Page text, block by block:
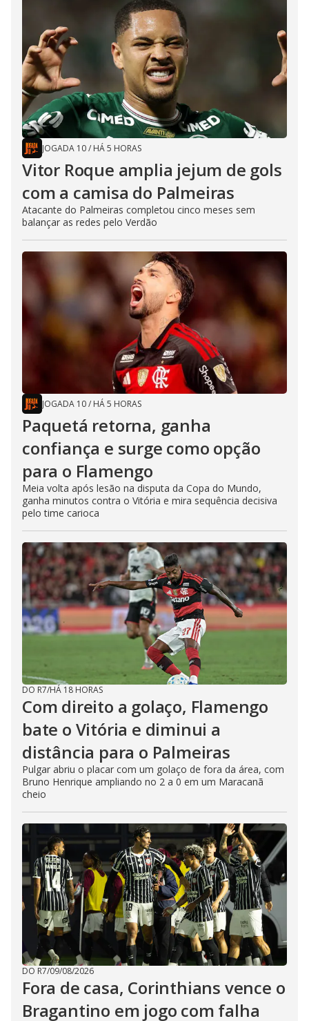
JOGADA 10/ HÁ 5 HORAS
Vitor Roque amplia jejum de gols
com a camisa do Palmeiras
Atacante do Palmeiras completou cinco meses sem
balançar as redes pelo Verdão
JOGADA 10/ HÁ 5 HORAS
Paquetá retorna, ganha
confiança e surge como opção
para o Flamengo
Meia volta após lesão na disputa da Copa do Mundo,
ganha minutos contra o Vitória e mira sequência decisiva
pelo time carioca
DO R7/HÁ 18 HORAS
Com direito a golaço, Flamengo
bate o Vitória e diminui a
distância para o Palmeiras
Pulgar abriu o placar com um golaço de fora da área, com
Bruno Henrique ampliando no 2 a 0 em um Maracanã
cheio
DO R7/09/08/2026
Fora de casa, Corinthians vence o
Bragantino em jogo com falha